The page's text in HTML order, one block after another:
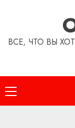
ВСЕ, ЧТО ВЫ
Основное
меню